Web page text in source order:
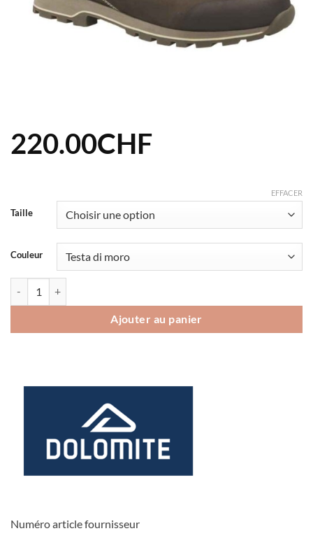
220.00CHF
Taille
Couleur
EFFACER
Ajouter au panier
Numéro article fournisseur